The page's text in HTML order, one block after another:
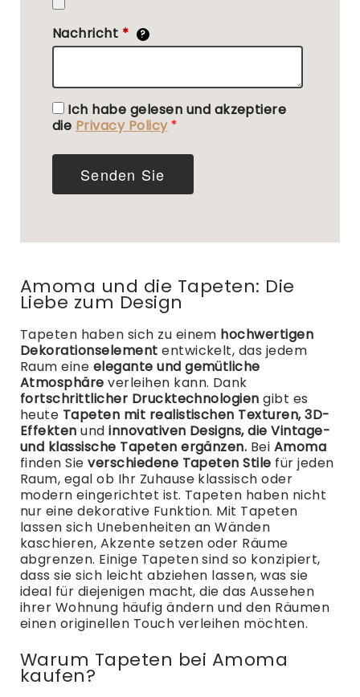
Nachricht * ?
Ich habe gelesen und akzeptiere
die Privacy Policy
Senden Sie
Amoma und die Tapeten: Die
Liebe zum Design
Tapeten haben sich zu einem hochwertigen
Dekorationselement entwickelt, das jedem
Raum eine elegante und gemütliche
Atmosphäre verleihen kann. Dank
fortschrittlicher Drucktechnologien gibt es
heute Tapeten mit realistischen Texturen, 3D-
Effekten undinnovativen Designs, die Vintage-
und klassische Tapeten ergänzen. Bei Amoma
finden Sie verschiedene Tapeten Stile für jeden
Raum, egal ob Ihr Zuhause klassisch oder
modern eingerichtet ist. Tapeten haben nicht
nur eine dekorative Funktion. Mit Tapeten
lassen sich Unebenheiten an Wänden
kaschieren, Akzente setzen oder Räume
abgrenzen. Einige Tapeten sind so konzipiert,
dass sie sich leicht abziehen lassen, was sie
ideal für diejenigen macht, die das Aussehen
ihrer Wohnung häufig ändern und den Räumen
einen originellen Touch verleihen möchten.
Warum Tapeten bei Amoma
kaufen?